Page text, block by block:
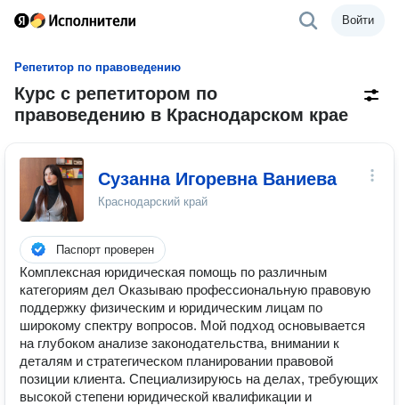
Войти
Репетитор по правоведению
Курс с репетитором по
правоведению в Краснодарском крае
Сузанна Игоревна Ваниева
Краснодарский край
Паспорт проверен
Комплексная юридическая помощь по различным
категориям дел Оказываю профессиональную правовую
поддержку физическим и юридическим лицам по
широкому спектру вопросов. Мой подход основывается
на глубоком анализе законодательства, внимании к
деталям и стратегическом планировании правовой
позиции клиента. Специализируюсь на делах, требующих
высокой степени юридической квалификации и